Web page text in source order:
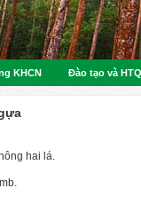
KHCN Đào tạo và
hai lá.